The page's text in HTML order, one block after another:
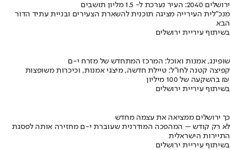
ירושלים 2040: העיר נערכת ל- 1.5 מליון תושבים
מנכ"לית העירייה מציגה תוכנית להשארת הצעירים ובניית עתיד הדור
הבא
בשיתוף עיריית ירושלים
שופינג, אמנות ואוכל: המרכז המתחדש של מזרח י-ם
קפיצה קטנה לחו"ל: טיילת חדשה, מיצגי אמנות, וכיכרות משופצות
בהשקעה של 100 מיליון ₪
בשיתוף עיריית ירושלים
כך ירושלים ממציאה את עצמה מחדש
לא רק קודש – המהפכה המודרנית שעוברת י-ם מחזירה אותה לפסגת
התיירות הישראלית
בשיתוף עיריית ירושלים